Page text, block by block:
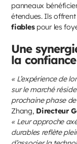
panneaux
étendues. Ils
fiablespour les
Une
la confiance
« L’expérience de
sur le marché
prochaine phase
Zhang, Directeur
« Leur approche
durables reflète